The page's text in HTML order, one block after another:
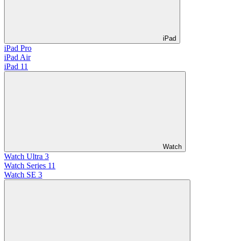
iPad
iPad Pro
iPad Air
iPad 11
Watch
Watch Ultra 3
Watch Series 11
Watch SE 3